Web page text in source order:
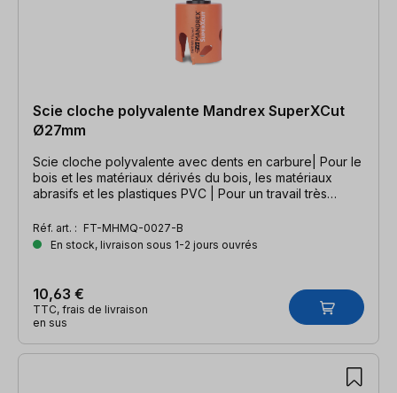
Scie cloche polyvalente Mandrex SuperXCut
Ø27mm
Scie cloche polyvalente avec dents en carbure| Pour le
bois et les matériaux dérivés du bois, les matériaux
abrasifs et les plastiques PVC | Pour un travail très
Réf. art. : FT-MHMQ-0027-B
En stock, livraison sous 1-2 jours ouvrés
10,63 €
TTC, frais de livraison
en sus